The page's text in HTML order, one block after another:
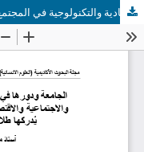
الجامعة ودورها في تحقيق أبعاد التنمية المستدامة البيئية والاجتماعية والاقتصادية والتكنولوجية في المجتمع كما يُدركها طلاب كلية التربية بجامعة سرت